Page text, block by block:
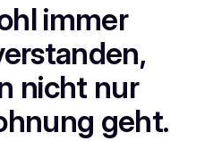
immer
nicht nur
geht.